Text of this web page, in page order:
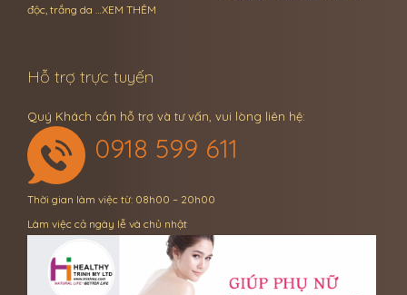
độc, trắng da …XEM THÊM
Hỗ trợ trực tuyến
Quý Khách cần hỗ trợ và tư vấn, vui lòng liên hệ:
0918 599 611
Thời gian làm việc từ: 08h00 – 20h00
Làm việc cả ngày lễ và chủ nhật